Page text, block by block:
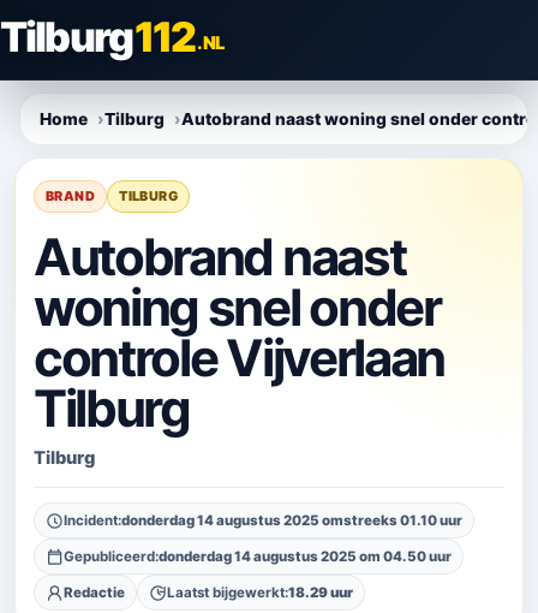
Direct
content
Tilburg112.NL
Home Tilburg Autobrand naast woning snel onder
BRAND TILBURG
Autobrand naast
woning snel onder
controle Vijverlaan
Tilburg
Tilburg
Incident:donderdag 14 augustus 2025 omstreeks 01.10 uur
Gepubliceerd:donderdag 14 augustus 2025 om 04.50 uur
Redactie Laatst bijgewerkt:18.29 uur